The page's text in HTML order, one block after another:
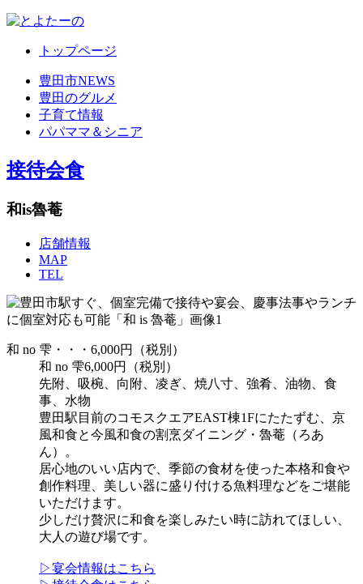
トップページ
豊田市NEWS
豊田のグルメ
子育て情報
パパママ＆シニア
接待会食
和is魯菴
店舗情報
MAP
TEL
和 no 雫・・・6,000円（税別）
和 no 雫6,000円（税別）
先附、吸椀、向附、凌ぎ、焼八寸、強肴、油物、食
事、水物
豊田駅目前のコモスクエアEAST棟1Fにたたずむ、京
風和食と今風和食の割烹ダイニング・魯菴（ろあ
ん）。
居心地のいい店内で、季節の食材を使った本格和食や
創作料理、美しい器に盛り付ける魚料理などをご堪能
いただけます。
少しだけ贅沢に和食を楽しみたい時に訪れてほしい、
大人の遊び場です。
▷宴会情報はこちら